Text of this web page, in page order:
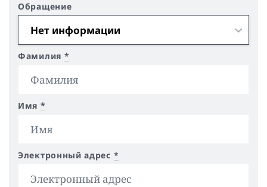
Обращение
Фамилия *
Имя *
Электронный адрес *